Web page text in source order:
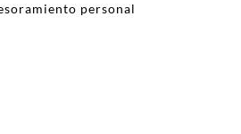
personal